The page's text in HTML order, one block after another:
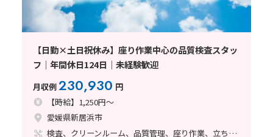
【日勤×土日祝休み】座り作業中心の品質検査スタッ
フ｜年間休日124日｜未経験歓迎
月収例230,930 円
【時給】1,250円～
愛媛県新居浜市
検査、クリーンルーム、品質管理、座り作業、立ち作業、その他